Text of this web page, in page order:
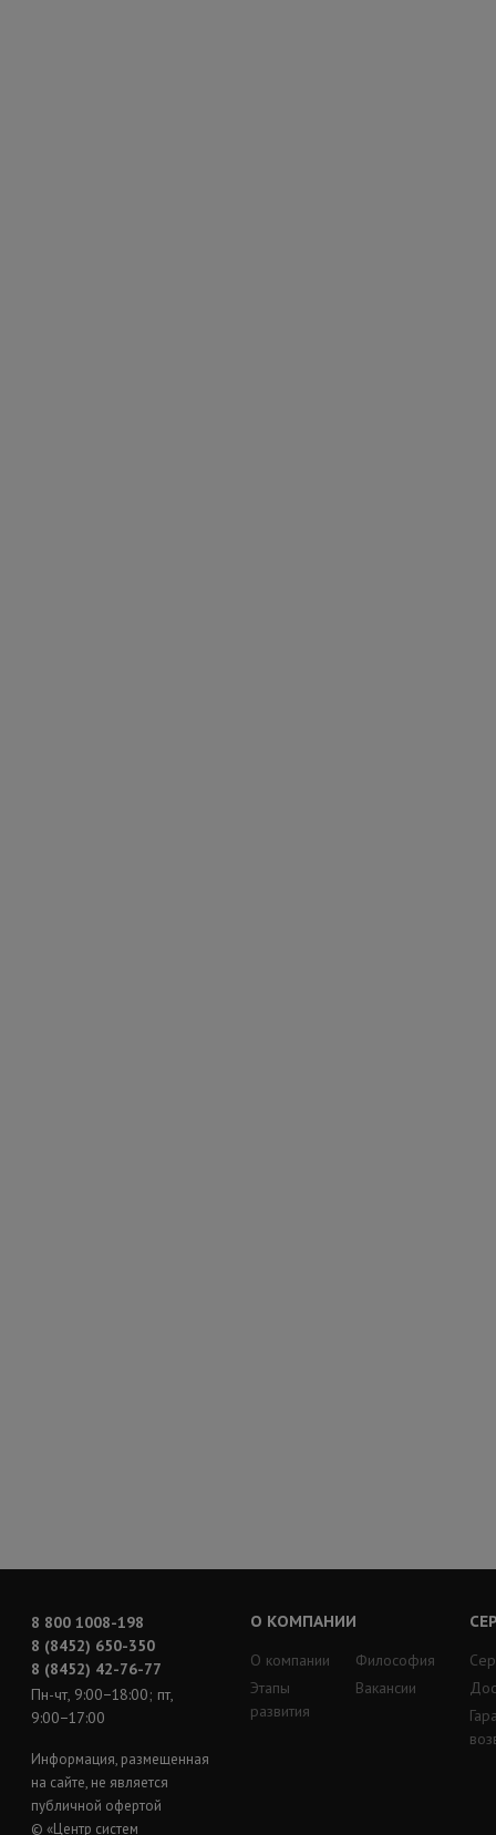
8 800 1008-198
8 (8452) 650-350
8 (8452) 42-76-77
Пн-чт, 9:00−18:00; пт,
9:00−17:00
Информация, размещенная
на сайте, не является
публичной офертой
© «Центр систем
О КОМПАНИИ
О компании
Этапы
развития
Философия
Вакансии